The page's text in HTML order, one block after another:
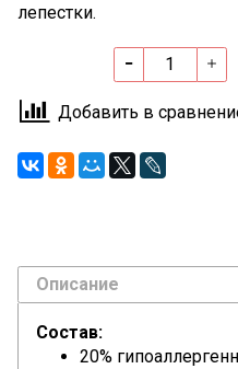
лепестки.
Добавить в
Описание
Состав:
20%